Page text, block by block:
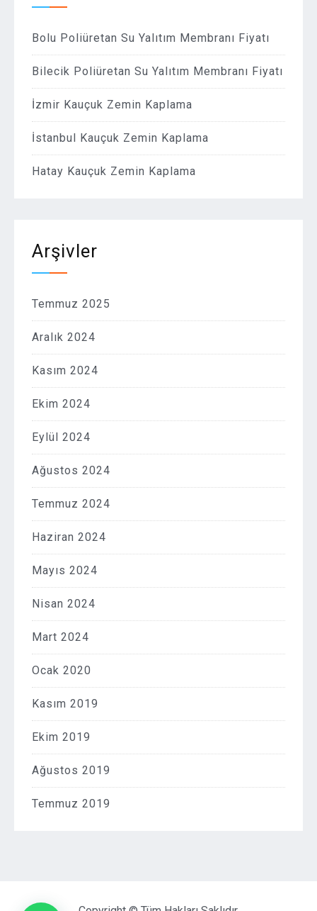
Bolu Poliüretan Su Yalıtım Membranı Fiyatı
Bilecik Poliüretan Su Yalıtım Membranı Fiyatı
İzmir Kauçuk Zemin Kaplama
İstanbul Kauçuk Zemin Kaplama
Hatay Kauçuk Zemin Kaplama
Arşivler
Temmuz 2025
Aralık 2024
Kasım 2024
Ekim 2024
Eylül 2024
Ağustos 2024
Temmuz 2024
Haziran 2024
Mayıs 2024
Nisan 2024
Mart 2024
Ocak 2020
Kasım 2019
Ekim 2019
Ağustos 2019
Temmuz 2019